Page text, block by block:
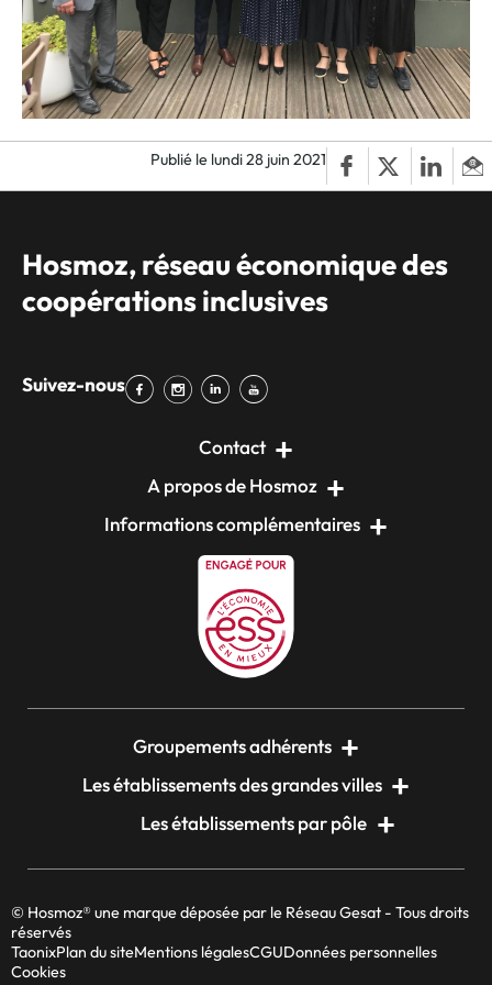
Publié le lundi 28 juin 2021
Hosmoz, réseau économique des
coopérations inclusives
Suivez-nous
Contact
A propos de Hosmoz
Informations complémentaires
Groupements adhérents
Les établissements des grandes villes
Les établissements par pôle
© Hosmoz® une marque déposée par le Réseau Gesat - Tous droits
réservés
TaonixPlan du siteMentions légalesCGUDonnées personnelles
Cookies